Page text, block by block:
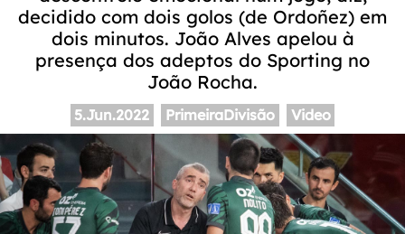
decidido com dois golos (de Ordoñez) em
dois minutos. João Alves apelou à
presença dos adeptos do Sporting no
João Rocha.
5.Jun.2022 PrimeiraDivisão Video